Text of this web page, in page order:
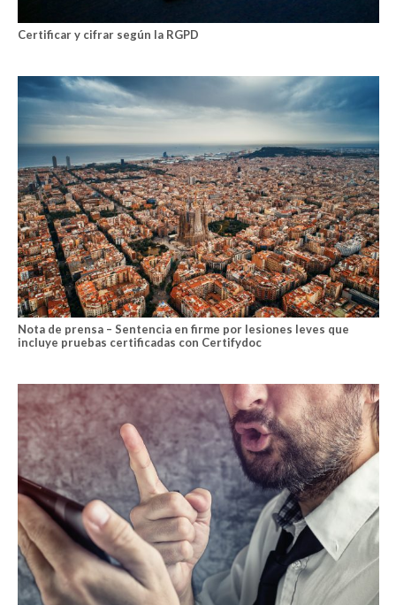
Certificar y cifrar según la RGPD
Nota de prensa – Sentencia en firme por lesiones leves que
incluye pruebas certificadas con Certifydoc